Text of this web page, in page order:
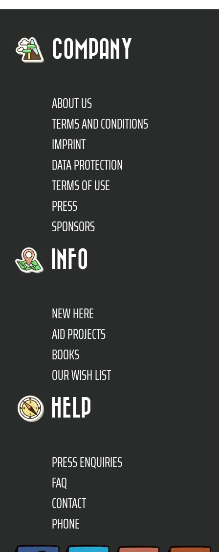
COMPANY
ABOUT US
TERMS AND CONDITIONS
IMPRINT
DATA PROTECTION
TERMS OF USE
PRESS
SPONSORS
INFO
NEW HERE
AID PROJECTS
BOOKS
OUR WISH LIST
HELP
PRESS ENQUIRIES
FAQ
CONTACT
PHONE